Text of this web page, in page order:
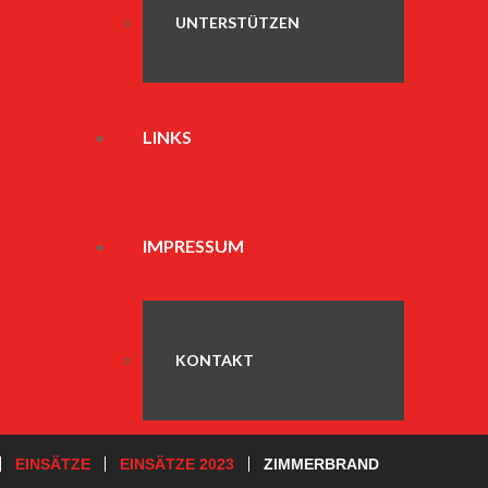
UNTERSTÜTZEN
LINKS
IMPRESSUM
KONTAKT
EINSÄTZE EINSÄTZE 2023 ZIMMERBRAND